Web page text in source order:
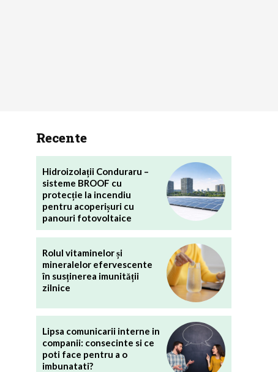
Recente
Hidroizolații Conduraru –
sisteme BROOF cu
protecție la incendiu
pentru acoperișuri cu
panouri fotovoltaice
Rolul vitaminelor și
mineralelor efervescente
în susținerea imunității
zilnice
Lipsa comunicarii interne in
companii: consecinte si ce
poti face pentru a o
imbunatati?